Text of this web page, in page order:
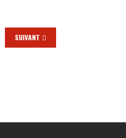
SUIVANT